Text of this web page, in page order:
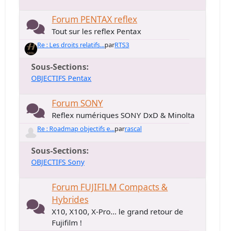
Forum PENTAX reflex
Tout sur les reflex Pentax
Re : Les droits relatifs...parRTS3
Sous-Sections
OBJECTIFS Pentax
Forum SONY
Reflex numériques SONY DxD & Minolta
Re : Roadmap objectifs e...parrascal
Sous-Sections
OBJECTIFS Sony
Forum FUJIFILM Compacts &
Hybrides
X10, X100, X-Pro... le grand retour de
Fujifilm !